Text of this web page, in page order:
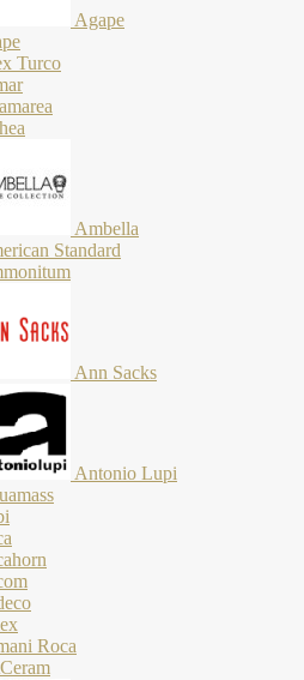
Agape
Turco
Ambella
Standard
Ann Sacks
Antonio Lupi
Roca